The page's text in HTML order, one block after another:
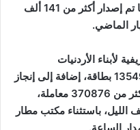
2025 مقارنة بـ3.8 بالمئة سابقا، فيما تم إصدار أكثر من 141 ألف
الماضي.
لأبناء الأردنيات
المتزوجات من غير الأردنيين بواقع 135496 بطاقة، إضافة إلى إنجاز
مكاتبها في مراكز الخدمات الشاملة أكثر من 370876 معاملة،
الليل، باستثناء مكتب مطار